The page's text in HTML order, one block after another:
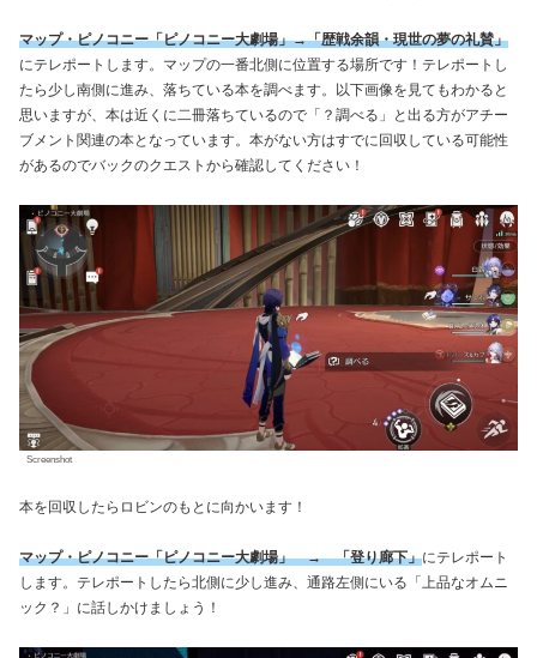
マップ・ピノコニー「ピノコニー大劇場」→「歴戦余韻・現世の夢の礼賛」
にテレポートします。マップの一番北側に位置する場所です！テレポートし
たら少し南側に進み、落ちている本を調べます。以下画像を見てもわかると
思いますが、本は近くに二冊落ちているので「？調べる」と出る方がアチー
ブメント関連の本となっています。本がない方はすでに回収している可能性
があるのでバックのクエストから確認してください！
Screenshot
本を回収したらロビンのもとに向かいます！
マップ・ピノコニー「ピノコニー大劇場」 → 「登り廊下」にテレポート
します。テレポートしたら北側に少し進み、通路左側にいる「上品なオムニ
ック？」に話しかけましょう！